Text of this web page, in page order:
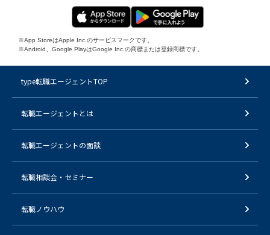
※App StoreはApple Inc.のサービスマークです。
※Android、Google PlayはGoogle Inc.の商標または登録商標です。
type転職エージェントTOP
転職エージェントとは
転職エージェントの面談
転職相談会・セミナー
転職ノウハウ